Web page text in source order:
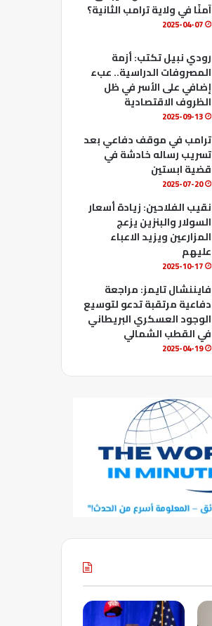
b
e
آمنًا في ولاية ترامب الثانية؟
2025-04-07
رودي نبيل تكتب: أزمة
المصروفات الدراسية.. عبء
إضافي على الأسر في ظل
الظروف الاقتصادية
2025-09-13
ترامب في موقف دفاعي بعد
تسريب رساله خادشة في
قضية ابستين
2025-07-20
نقيب الفلاحين: زيادة أسعار
السولار والبنزين يزعج
المزارعين ويزيد الاعباء
عليهم
2025-10-17
فايننشال تايمز: مراجعة
دفاعية مرتقبة تدعو لتوسيع
الوجود العسكري البريطاني
في القطب الشمالي
2025-04-19